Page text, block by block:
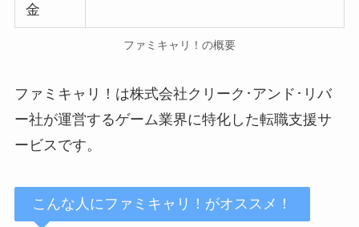
金
ファミキャリ！の概要
ファミキャリ！は株式会社クリーク･アンド･リバ
ー社が運営するゲーム業界に特化した転職支援サ
ービスです。
こんな人にファミキャリ！がオススメ！